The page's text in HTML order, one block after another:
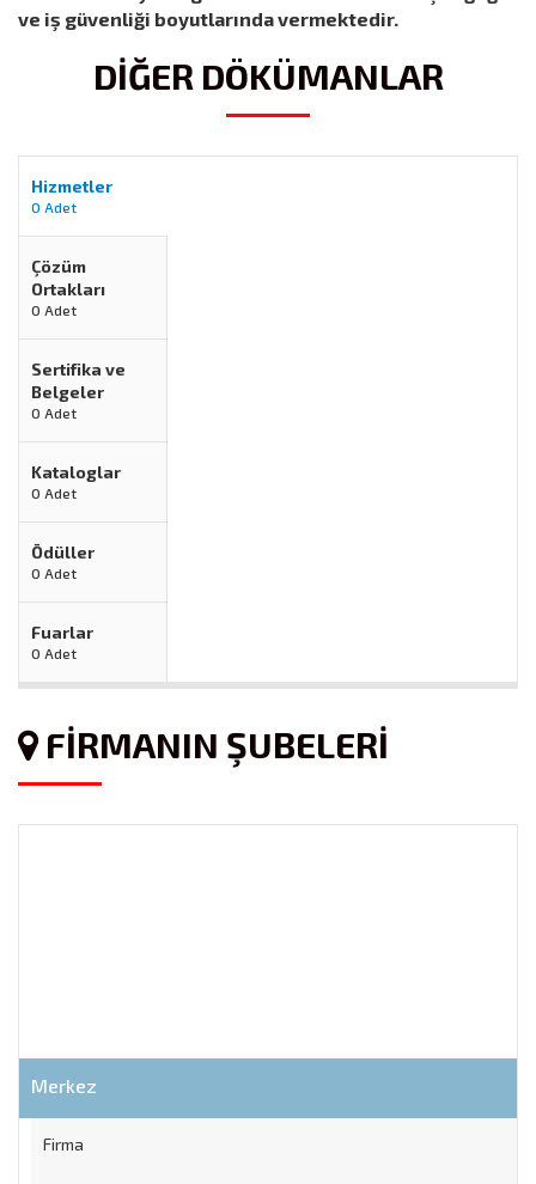
ve iş güvenliği boyutlarında vermektedir.
DİĞER DÖKÜMANLAR
Hizmetler
0 Adet
Çözüm
Ortakları
0 Adet
Sertifika ve
Belgeler
0 Adet
Kataloglar
0 Adet
Ödüller
0 Adet
Fuarlar
0 Adet
FİRMANIN ŞUBELERİ
Merkez
Firma